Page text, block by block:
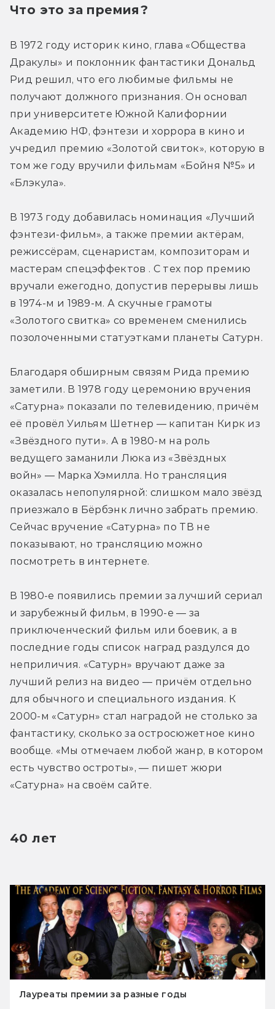
Что это за премия?
В 1972 году историк кино, глава «Общества
Дракулы» и поклонник фантастики Дональд
Рид решил, что его любимые фильмы не
получают должного признания. Он основал
при университете Южной Калифорнии
Академию НФ, фэнтези и хоррора в кино и
учредил премию «Золотой свиток», которую в
том же году вручили фильмам «Бойня №5» и
«Блэкула».
В 1973 году добавилась номинация «Лучший
фэнтези-фильм», а также премии актёрам,
режиссёрам, сценаристам, композиторам и
мастерам спецэффектов . С тех пор премию
вручали ежегодно, допустив перерывы лишь
в 1974-м и 1989-м. А скучные грамоты
«Золотого свитка» со временем сменились
позолоченными статуэтками планеты Сатурн.
Благодаря обширным связям Рида премию
заметили. В 1978 году церемонию вручения
«Сатурна» показали по телевидению, причём
её провёл Уильям Шетнер — капитан Кирк из
«Звёздного пути». А в 1980-м на роль
ведущего заманили Люка из «Звёздных
войн» — Марка Хэмилла. Но трансляция
оказалась непопулярной: слишком мало звёзд
приезжало в Бёрбэнк лично забрать премию.
Сейчас вручение «Сатурна» по ТВ не
показывают, но трансляцию можно
посмотреть в интернете.
В 1980-е появились премии за лучший сериал
и зарубежный фильм, в 1990-е — за
приключенческий фильм или боевик, а в
последние годы список наград раздулся до
неприличия. «Сатурн» вручают даже за
лучший релиз на видео — причём отдельно
для обычного и специального издания. К
2000-м «Сатурн» стал наградой не столько за
фантастику, сколько за остросюжетное кино
вообще. «Мы отмечаем любой жанр, в котором
есть чувство остроты», — пишет жюри
«Сатурна» на своём сайте.
40 лет
Лауреаты премии за разные годы